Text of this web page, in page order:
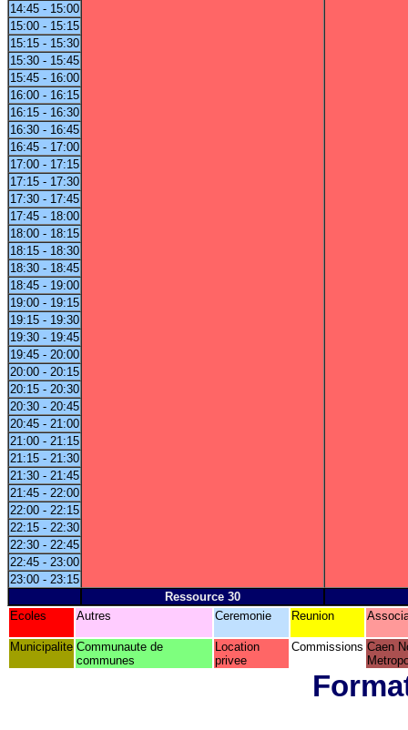
14:45 - 15:00
15:00 - 15:15
15:15 - 15:30
15:30 - 15:45
15:45 - 16:00
16:00 - 16:15
16:15 - 16:30
16:30 - 16:45
16:45 - 17:00
17:00 - 17:15
17:15 - 17:30
17:30 - 17:45
17:45 - 18:00
18:00 - 18:15
18:15 - 18:30
18:30 - 18:45
18:45 - 19:00
19:00 - 19:15
19:15 - 19:30
19:30 - 19:45
19:45 - 20:00
20:00 - 20:15
20:15 - 20:30
20:30 - 20:45
20:45 - 21:00
21:00 - 21:15
21:15 - 21:30
21:30 - 21:45
21:45 - 22:00
22:00 - 22:15
22:15 - 22:30
22:30 - 22:45
22:45 - 23:00
23:00 - 23:15
Ressource 30
Ecoles
Autres Ceremonie Reunion
Municipalite Communaute de
communes
Location
privee
Commissions Caen